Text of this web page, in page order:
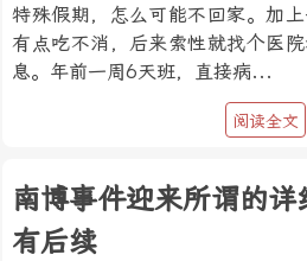
特殊假期，怎么可能不回家。加
有点吃不消，后来索性就找个医
息。年前一周6天班，直接病...
阅读全文
南博事件迎来所谓的
有后续